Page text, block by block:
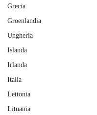
Grecia
Groenlandia
Ungheria
Islanda
Irlanda
Italia
Lettonia
Lituania